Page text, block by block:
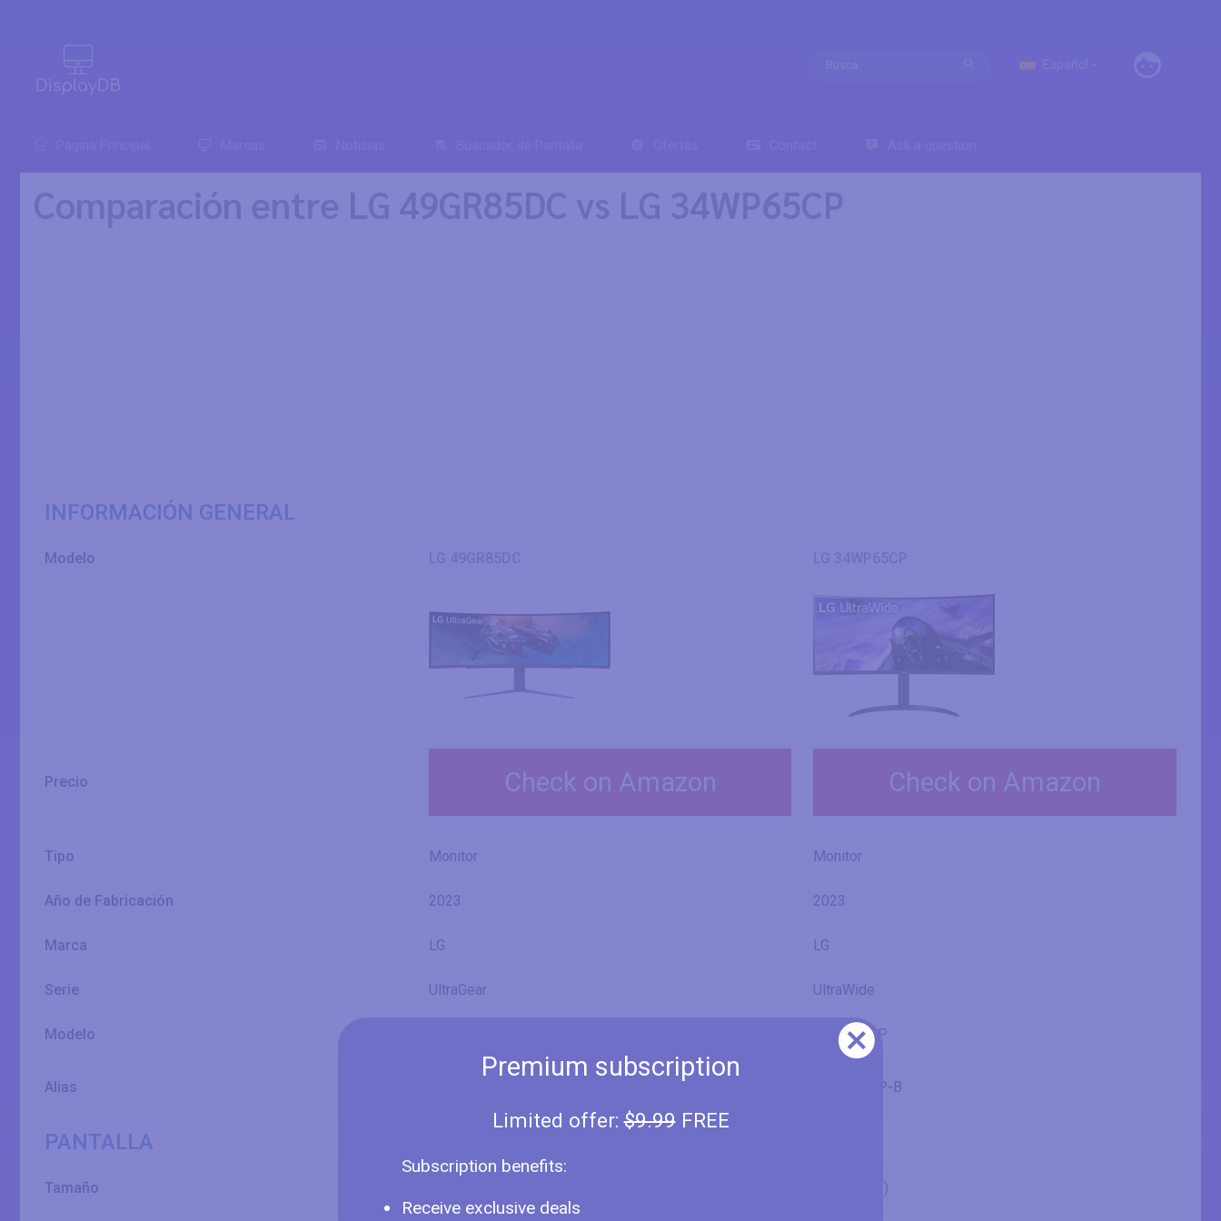
Premium subscription
Limited offer:$9.99FREE
Subscription benefits:
Receive exclusive deals
Comparación entre LG 49GR85DC vs LG 34WP65CP
INFORMACIÓN GENERAL
Modelo
Precio Check on Amazon Check on Amazon
Tipo Monitor Monitor
Año de Fabricación 2023 2023
Marca LG LG
Serie UltraGear UltraWide
Modelo 34WP65CP
Alias
49GR85DC-B
34WP65CP-B
PANTALLA
Tamaño 34" (inches)